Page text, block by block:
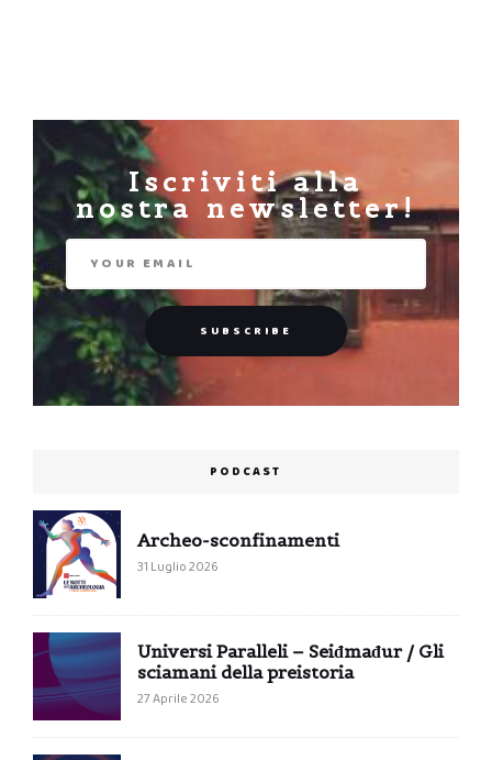
Iscriviti alla
nostra newsletter!
PODCAST
Archeo-sconfinamenti
31 Luglio 2026
Universi Paralleli – Seiđmađur / Gli
sciamani della preistoria
27 Aprile 2026